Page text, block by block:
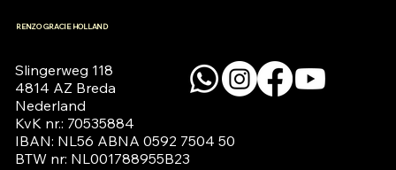
RENZO GRACIE HOLLAND
Slingerweg 118
4814 AZ Breda
Nederland
KvK nr.: 70535884
IBAN: NL56 ABNA 0592 7504 50
BTW nr: NL001788955B23